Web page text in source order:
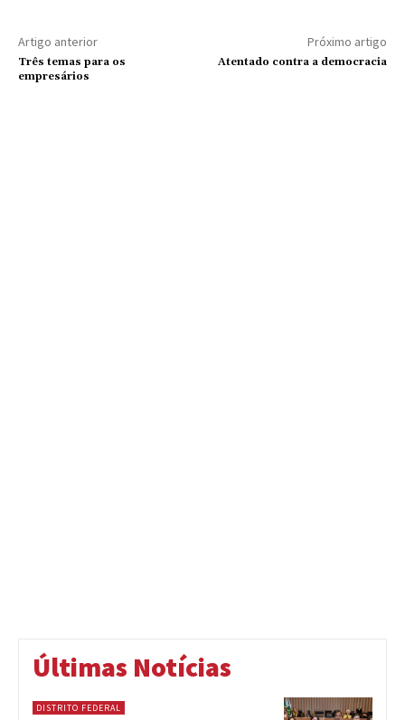
Artigo anterior
Três temas para os
empresários
Próximo artigo
Atentado contra a democracia
Últimas Notícias
DISTRITO FEDERAL